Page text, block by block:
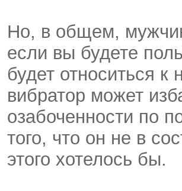
Но, в общем,
если вы будете
будет относиться
вибратор может
озабоченности по
того, что он не в
этого хотелось бы.